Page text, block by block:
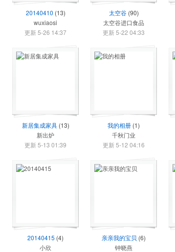
20140410 (13)
wuxiaosi
更新 5-26 14:37
太空谷(90)
太空谷进口食品
更新 5-22 04:33
新居集成家具(13)
新出炉
更新 5-13 01:39
我的相册 (1)
千秋门业
更新 5-12 04:16
20140415 (4)
小欣
亲亲我的宝贝 (6)
钟晓燕